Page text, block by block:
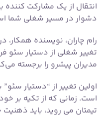
انتقال از یک مشارکت
دشوار در مسیر شغلی شما
رام چاران، نویسنده همکار،
تغییر شغلی از دستیار سئو
مدیران پیشرو را برجسته
اولین تغییر از “دستیار
است. زمانی که از تکیه بر
تیمتان می روید، باید